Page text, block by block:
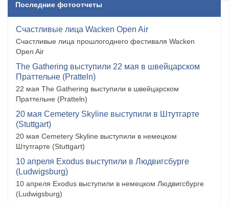
Последние фотоотчеты
Счастливые лица Wacken Open Air
Счастливые лица прошлогоднего фестиваля Wacken
Open Air
The Gathering выступили 22 мая в швейцарском
Праттельне (Pratteln)
22 мая The Gathering выступили в швейцарском
Праттельне (Pratteln)
20 мая Cemetery Skyline выступили в Штутгарте
(Stuttgart)
20 мая Cemetery Skyline выступили в немецком
Штутгарте (Stuttgart)
10 апреля Exodus выступили в Людвигсбурге
(Ludwigsburg)
10 апреля Exodus выступили в немецком Людвигсбурге
(Ludwigsburg)